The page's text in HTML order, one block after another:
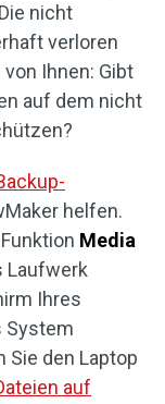
nicht
verloren
Ihnen: Gibt
auf dem nicht
helfen.
Media
Laufwerk
Ihres
System
Sie den Laptop
auf